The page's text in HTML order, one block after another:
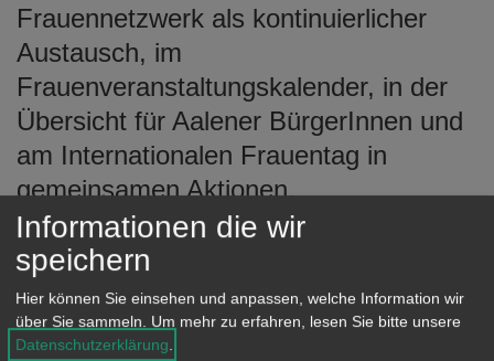
Frauennetzwerk als kontinuierlicher
Austausch, im
Frauenveranstaltungskalender, in der
Übersicht für Aalener BürgerInnen und
am Internationalen Frauentag in
gemeinsamen Aktionen.
Unsere Anschrift
Rathaus
Informationen die wir
speichern
Hier können Sie einsehen und anpassen, welche Information wir
über Sie sammeln. Um mehr zu erfahren, lesen Sie bitte unsere
Datenschutzerklärung.